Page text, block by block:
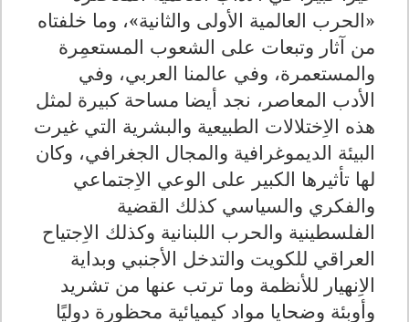
«الحرب العالمية الأولى والثانية»، وما خلفتاه
من آثار وتبعات على الشعوب المستعمِرة
والمستعمرة، وفي عالمنا العربي، وفي
الأدب المعاصر، نجد أيضا مساحة كبيرة لمثل
هذه الاِختلالات الطبيعية والبشرية التي غيرت
البيئة الديموغرافية والمجال الجغرافي، وكان
لها تأثيرها الكبير على الوعي الاِجتماعي
والفكري والسياسي كذلك القضية
الفلسطينية والحرب اللبنانية وكذلك الاِجتياح
العراقي للكويت والتدخل الأجنبي وبداية
الاِنهيار للأنظمة وما ترتب عنها من تشريد
وأوبئة وضحايا مواد كيميائية محظورة دوليًا